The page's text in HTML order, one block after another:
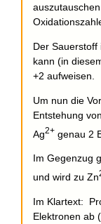
Der Sauerstoff
kann (in
+2 aufweisen.
Um nun die
Entstehung von
Ag2+ genau 2
Im Gegenzug
und wird zu Zn
Im Klartext:
Elektronen ab